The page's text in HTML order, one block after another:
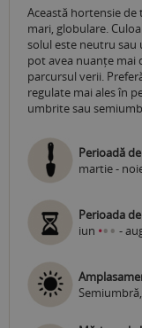
Această hortensie
mari, globulare.
solul este neutru sau
pot avea nuanțe mai
parcursul verii.
regulate mai ales în
umbrite sau
Perioadă
martie -
Perioada
iun ••• -